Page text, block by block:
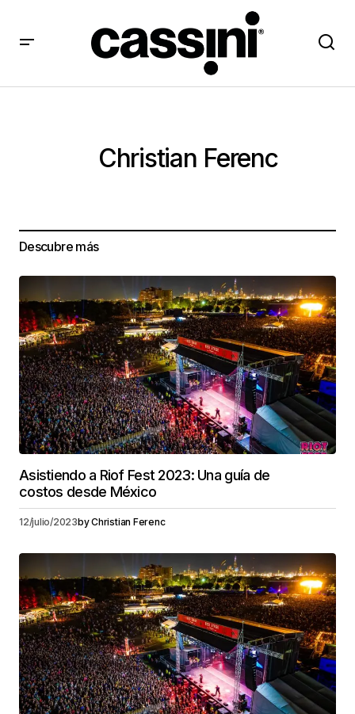
Christian Ferenc
Descubre más
Asistiendo a Riof Fest 2023: Una guía de
costos desde México
12/julio/2023byChristian Ferenc